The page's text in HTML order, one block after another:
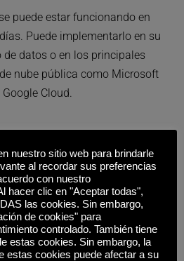
puede estar funcionando en
Puede implementarlo en su
de datos o en los principales
nube pública como Microsoft
Google Cloud.
de sesión lentos y las
te va a encantar OVD.
y las sesiones se inician en
lo que tus usuarios pueden
rápidamente.
nuestro sitio web para brindarle
al recordar sus preferencias
con nuestro
hacer clic en "Aceptar todas",
las cookies. Sin embargo,
de cookies" para
controlado. También tiene
estas cookies. Sin embargo, la
estas cookies puede afectar a su